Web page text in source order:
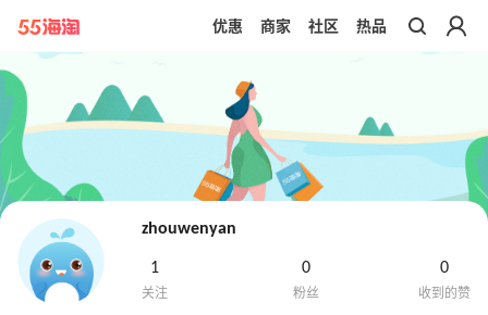
带你去官网买正品
优惠 商家 社区 热品
zhouwenyan
1 0 0